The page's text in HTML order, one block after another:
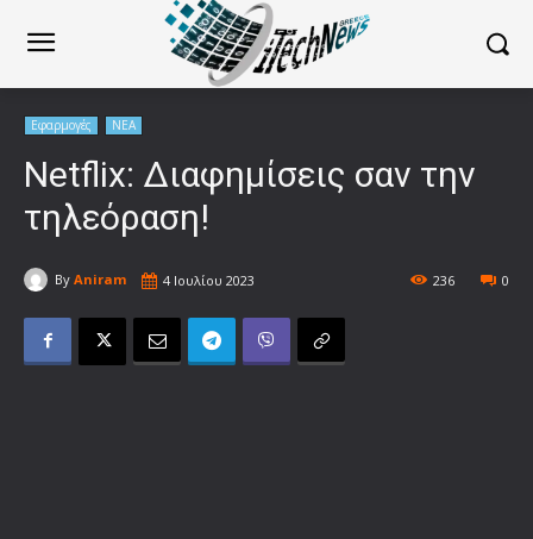
Εφαρμογές ΝΕΑ
Netflix: Διαφημίσεις σαν την
τηλεόραση!
By Aniram 4 Ιουλίου 2023 0
236